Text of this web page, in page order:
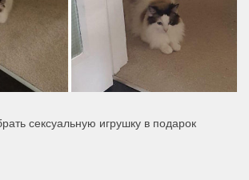
сексуальную игрушку в подарок